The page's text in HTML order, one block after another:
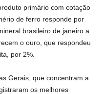
primário com cotação
de ferro responde por
brasileiro de janeiro a
o ouro, que respondeu
por 2%.
Gerais, que concentram a
os melhores